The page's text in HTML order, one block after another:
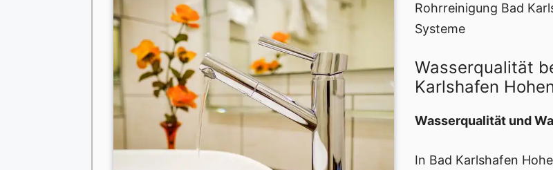
Rohrreinigung Bad
Systeme
Wasserqualität
Karlshafen
Wasserqualität und
In Bad Karlshafen